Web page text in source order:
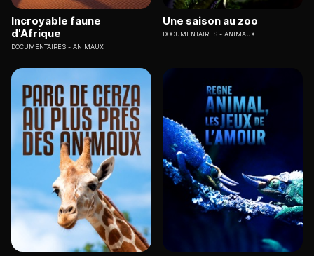
Incroyable faune
d'Afrique
DOCUMENTAIRES ANIMAUX
Une saison au zoo
DOCUMENTAIRES ANIMAUX